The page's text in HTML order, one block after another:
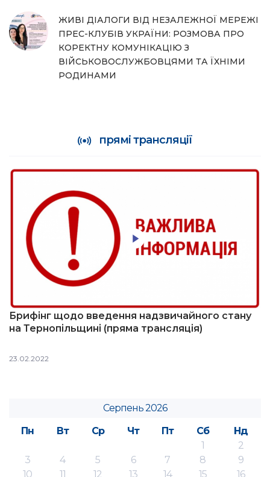
ЖИВІ ДІАЛОГИ ВІД НЕЗАЛЕЖНОЇ МЕРЕЖІ
ПРЕС-КЛУБІВ УКРАЇНИ: РОЗМОВА ПРО
КОРЕКТНУ КОМУНІКАЦІЮ З
ВІЙСЬКОВОСЛУЖБОВЦЯМИ ТА ЇХНІМИ
РОДИНАМИ
прямі трансляції
Брифінг щодо введення надзвичайного стану
на Тернопільщині (пряма трансляція)
23.02.2022
Серпень 2026
Пн
Вт Ср Чт Пт Сб
Нд
1
2
3
4 5 6 7 8
9
10
11 12 13 14 15
16